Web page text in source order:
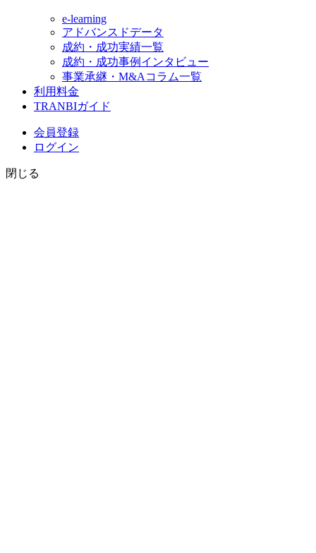
e-learning
アドバンスドデータ
成約・成功実績一覧
成約・成功事例インタビュー
事業承継・M&Aコラム一覧
利用料金
TRANBIガイド
会員登録
ログイン
閉じる